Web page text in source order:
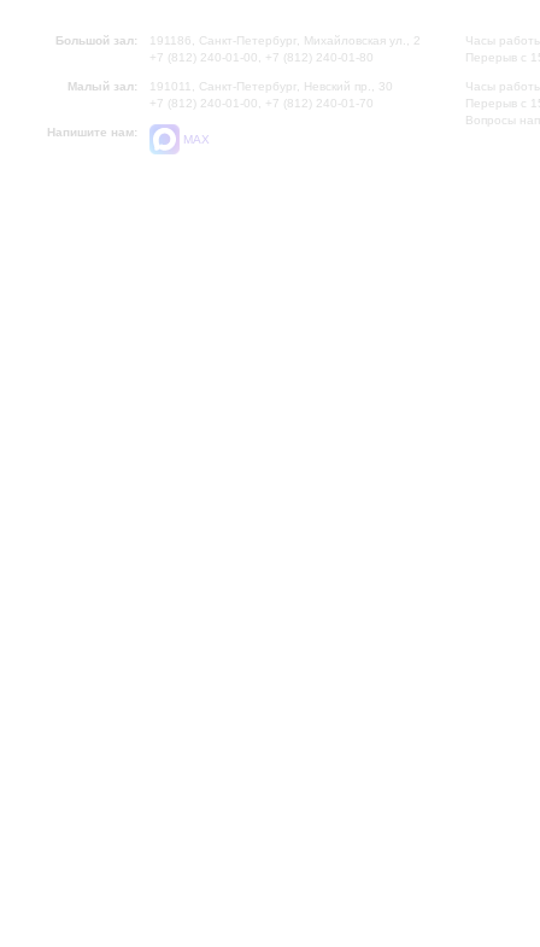
Большой зал:
191186, Санкт-Петербург, Михайловская ул., 2
+7 (812) 240-01-00, +7 (812) 240-01-80
Малый зал:
191011, Санкт-Петербург, Невский пр., 30
+7 (812) 240-01-00, +7 (812) 240-01-70
Напишите нам:
MAX
Часы
Перерыв с
Часы
Перерыв с
Вопросы